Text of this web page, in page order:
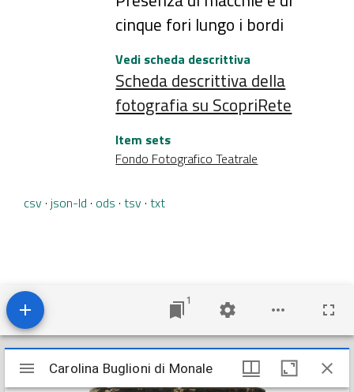
cinque fori lungo i bordi
Vedi scheda descrittiva
Scheda descrittiva della
fotografia su ScopriRete
Item sets
Fondo Fotografico Teatrale
csv json-ld ods tsv txt
1
MiradorCarolina Buglioni di Monale
Carolina Buglioni di Monale